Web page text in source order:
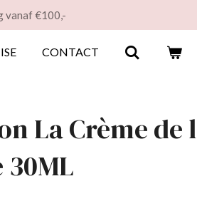
vanaf €100,-
CONTACT
La Crème de l
30ML